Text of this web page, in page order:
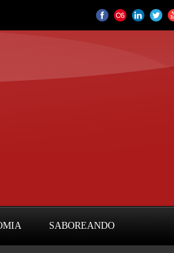
SABOREANDO